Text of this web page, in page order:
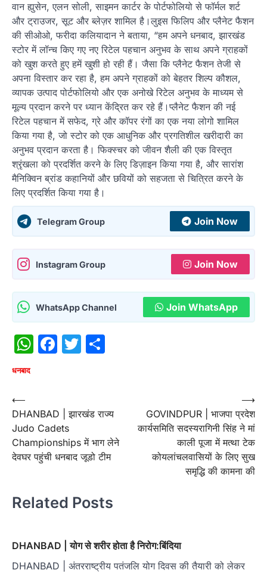
वान ह्युसेन, एलन सोली, साइमन कार्टर के पोर्टफोलियो से फॉर्मल शर्ट
और ट्राउजर, सूट और ब्लेज़र शामिल है।लुइस फिलिप और प्लैनेट फैशन
की सीओओ, फरीदा कलियादान ने बताया, “हम अपने धनबाद, झारखंड
स्टोर में लॉन्च किए गए नए रिटेल पहचान अनुभव के साथ अपने ग्राहकों
को खुश करते हुए हमें खुशी हो रही हैं। जैसा कि प्लैनेट फैशन तेजी से
अपना विस्तार कर रहा है, हम अपने ग्राहकों को बेहतर शिल्प कौशल,
व्यापक उत्पाद पोर्टफोलियो और एक अनोखे रिटेल अनुभव के माध्यम से
मूल्य प्रदान करने पर ध्यान केंद्रित कर रहे हैं।प्लैनेट फैशन की नई
रिटेल पहचान में सफेद, ग्रे और कॉपर रंगों का एक नया लोगो शामिल
किया गया है, जो स्टोर को एक आधुनिक और प्रगतिशील खरीदारी का
अनुभव प्रदान करता है। फिक्स्चर को जीवन शैली की एक विस्तृत
श्रृंखला को प्रदर्शित करने के लिए डिज़ाइन किया गया है, और सारांश
मैनिक्विन ब्रांड कहानियों और छवियों को सहजता से चित्रित करने के
लिए प्रदर्शित किया गया है।
Telegram Group Join Now
Instagram Group Join Now
WhatsApp Channel Join WhatsApp
WhatsApp
Facebook
Twitter
धनबाद
Post
navigation
⟵
DHANBAD | झारखंड राज्य
Judo Cadets
Championships में भाग लेने
देवघर पहुंची धनबाद जूडो टीम
GOVINDPUR | भाजपा प्रदेश
कार्यसमिति सदस्यरागिनी सिंह ने मां
काली पूजा में मत्था टेक
कोयलांचलवासियों के लिए सुख
समृद्धि की कामना की
⟶
Related Posts
DHANBAD | योग से शरीर होता है निरोग:बिंदिया
DHANBAD | अंतरराष्ट्रीय पतंजलि योग दिवस की तैयारी को लेकर